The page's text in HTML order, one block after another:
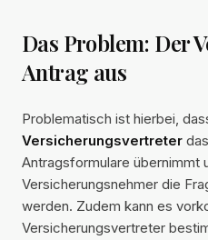
Das Problem: Der
Antrag aus
Problematisch ist hierbei,
Versicherungsvertreter
Antragsformulare übernimmt
Versicherungsnehmer die
werden. Zudem kann es
Versicherungsvertreter